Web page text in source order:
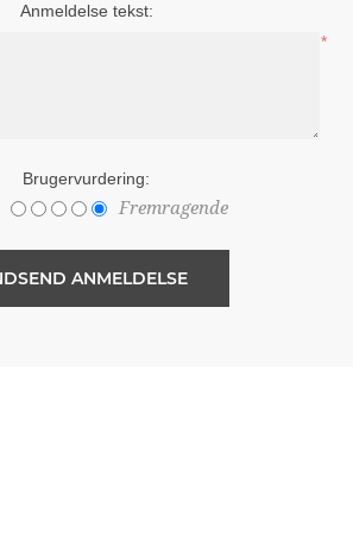
Anmeldelse tekst:
*
Brugervurdering:
Fremragende